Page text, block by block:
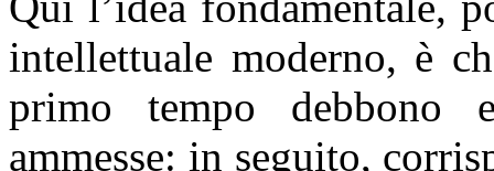
intellettuale moderno, è
primo tempo debbono
ammesse: in seguito,